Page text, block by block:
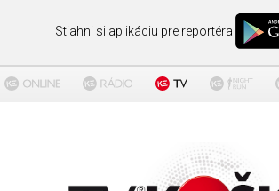
Stiahni si aplikáciu pre reportéra